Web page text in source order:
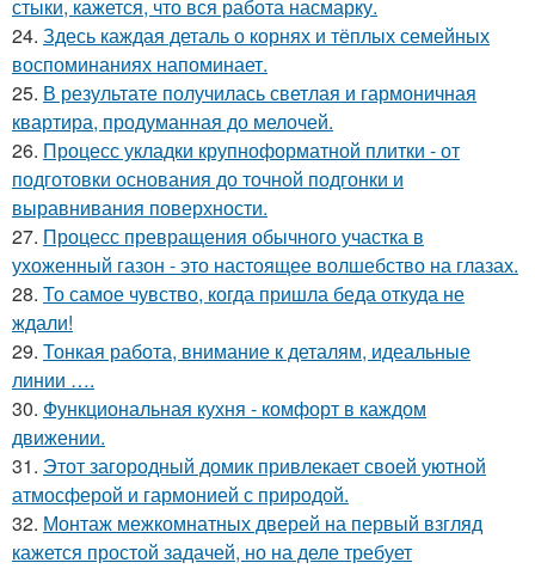
стыки, кажется, что вся работа насмарку.
24. Здесь каждая деталь о корнях и тёплых семейных
воспоминаниях напоминает.
25. В результате получилась светлая и гармоничная
квартира, продуманная до мелочей.
26. Процесс укладки крупноформатной плитки - от
подготовки основания до точной подгонки и
выравнивания поверхности.
27. Процесс превращения обычного участка в
ухоженный газон - это настоящее волшебство на глазах.
28. То самое чувство, когда пришла беда откуда не
ждали!
29. Тонкая работа, внимание к деталям, идеальные
линии ….
30. Функциональная кухня - комфорт в каждом
движении.
31. Этот загородный домик привлекает своей уютной
атмосферой и гармонией с природой.
32. Монтаж межкомнатных дверей на первый взгляд
кажется простой задачей, но на деле требует